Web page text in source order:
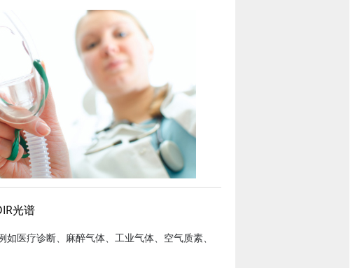
光谱
如医疗诊断、麻醉气体、工业气体、空气质素、